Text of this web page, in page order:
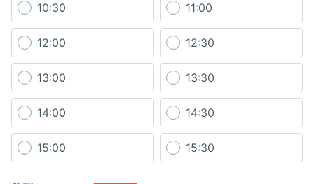
10:30 11:00
12:00 12:30
13:00 13:30
14:00 14:30
15:00 15:30